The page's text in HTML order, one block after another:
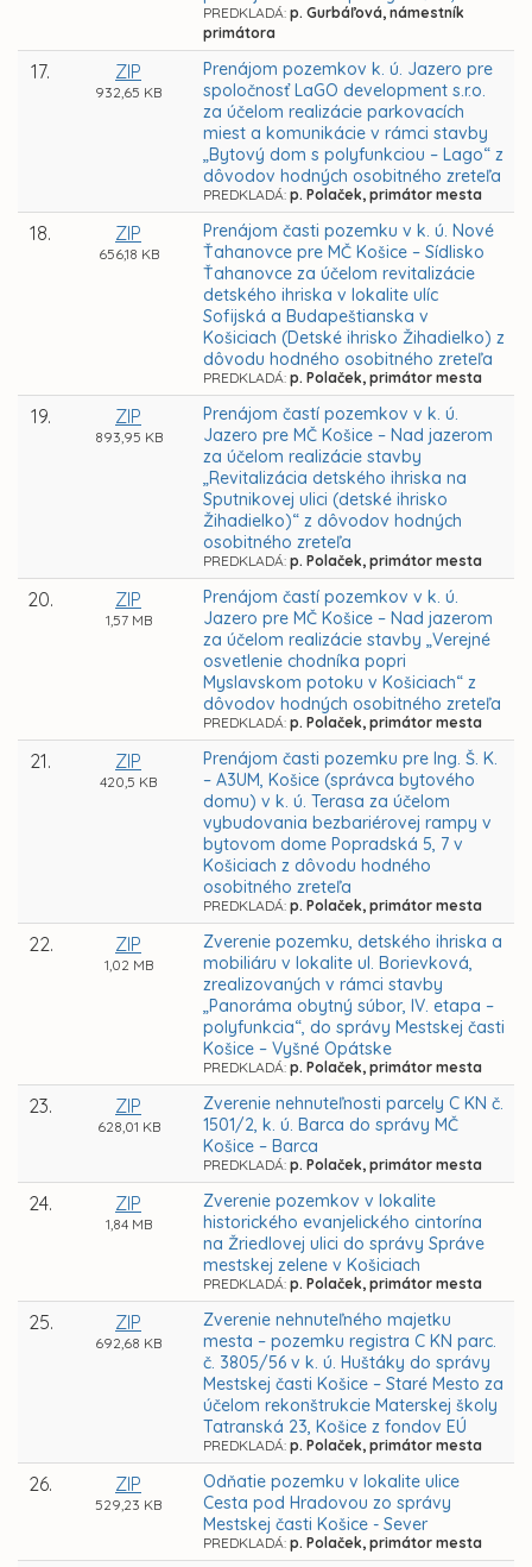
PREDKLADÁ: p. Gurbáľová, námestník
primátora
17. ZIP
932,65 KB
Prenájom pozemkov k. ú. Jazero pre
spoločnosť LaGO development s.r.o.
za účelom realizácie parkovacích
miest a komunikácie v rámci stavby
„Bytový dom s polyfunkciou – Lago“ z
dôvodov hodných osobitného zreteľa
PREDKLADÁ: p. Polaček, primátor mesta
18. ZIP
656,18 KB
Prenájom časti pozemku v k. ú. Nové
Ťahanovce pre MČ Košice – Sídlisko
Ťahanovce za účelom revitalizácie
detského ihriska v lokalite ulíc
Sofijská a Budapeštianska v
Košiciach (Detské ihrisko Žihadielko) z
dôvodu hodného osobitného zreteľa
PREDKLADÁ: p. Polaček, primátor mesta
19. ZIP
893,95 KB
Prenájom častí pozemkov v k. ú.
Jazero pre MČ Košice – Nad jazerom
za účelom realizácie stavby
„Revitalizácia detského ihriska na
Sputnikovej ulici (detské ihrisko
Žihadielko)“ z dôvodov hodných
osobitného zreteľa
PREDKLADÁ: p. Polaček, primátor mesta
20. ZIP
1,57 MB
Prenájom častí pozemkov v k. ú.
Jazero pre MČ Košice – Nad jazerom
za účelom realizácie stavby „Verejné
osvetlenie chodníka popri
Myslavskom potoku v Košiciach“ z
dôvodov hodných osobitného zreteľa
PREDKLADÁ: p. Polaček, primátor mesta
21. ZIP
420,5 KB
Prenájom časti pozemku pre Ing. Š. K.
– A3UM, Košice (správca bytového
domu) v k. ú. Terasa za účelom
vybudovania bezbariérovej rampy v
bytovom dome Popradská 5, 7 v
Košiciach z dôvodu hodného
osobitného zreteľa
PREDKLADÁ: p. Polaček, primátor mesta
22. ZIP
1,02 MB
Zverenie pozemku, detského ihriska a
mobiliáru v lokalite ul. Borievková,
zrealizovaných v rámci stavby
„Panoráma obytný súbor, IV. etapa –
polyfunkcia“, do správy Mestskej časti
Košice – Vyšné Opátske
PREDKLADÁ: p. Polaček, primátor mesta
23. ZIP
628,01 KB
Zverenie nehnuteľnosti parcely C KN č.
1501/2, k. ú. Barca do správy MČ
Košice – Barca
PREDKLADÁ: p. Polaček, primátor mesta
24. ZIP
1,84 MB
Zverenie pozemkov v lokalite
historického evanjelického cintorína
na Žriedlovej ulici do správy Správe
mestskej zelene v Košiciach
PREDKLADÁ: p. Polaček, primátor mesta
25. ZIP
692,68 KB
Zverenie nehnuteľného majetku
mesta – pozemku registra C KN parc.
č. 3805/56 v k. ú. Huštáky do správy
Mestskej časti Košice – Staré Mesto za
účelom rekonštrukcie Materskej školy
Tatranská 23, Košice z fondov EÚ
PREDKLADÁ: p. Polaček, primátor mesta
26. ZIP
529,23 KB
Odňatie pozemku v lokalite ulice
Cesta pod Hradovou zo správy
Mestskej časti Košice - Sever
PREDKLADÁ: p. Polaček, primátor mesta